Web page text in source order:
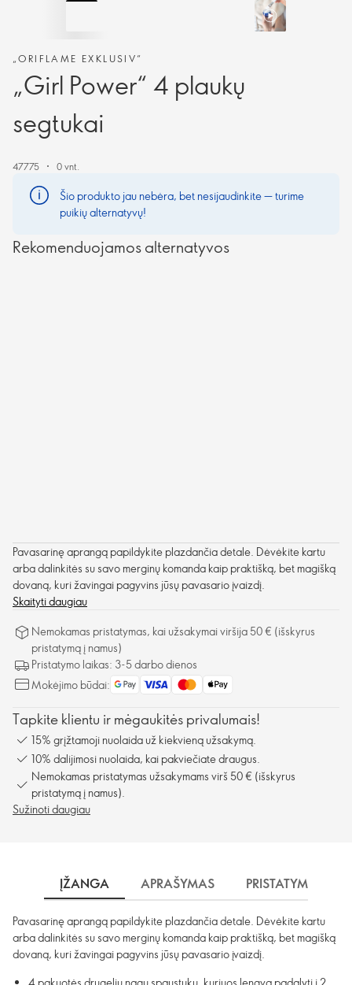
„ORIFLAME EXKLUSIV“
„Girl Power“ 4 plaukų
segtukai
47775 0 vnt.
Šio produkto jau nebėra, bet nesijaudinkite — turime
puikių alternatyvų!
Rekomenduojamos alternatyvos
Pavasarinę aprangą papildykite plazdančia detale. Dėvėkite kartu
arba dalinkitės su savo merginų komanda kaip praktišką, bet magišką
dovaną, kuri žavingai pagyvins jūsų pavasario įvaizdį.
Skaityti daugiau
Nemokamas pristatymas, kai užsakymai viršija 50 € (išskyrus
pristatymą į namus)
Pristatymo laikas: 3-5 darbo dienos
Mokėjimo būdai:
Tapkite klientu ir mėgaukitės privalumais!
15% grįžtamoji nuolaida už kiekvieną užsakymą.
10% dalijimosi nuolaida, kai pakviečiate draugus.
Nemokamas pristatymas užsakymams virš 50 € (išskyrus
pristatymą į namus).
Sužinoti daugiau
ĮŽANGA APRAŠYMAS PRISTATYMAS
Pavasarinę aprangą papildykite plazdančia detale. Dėvėkite kartu
arba dalinkitės su savo merginų komanda kaip praktišką, bet magišką
dovaną, kuri žavingai pagyvins jūsų pavasario įvaizdį.